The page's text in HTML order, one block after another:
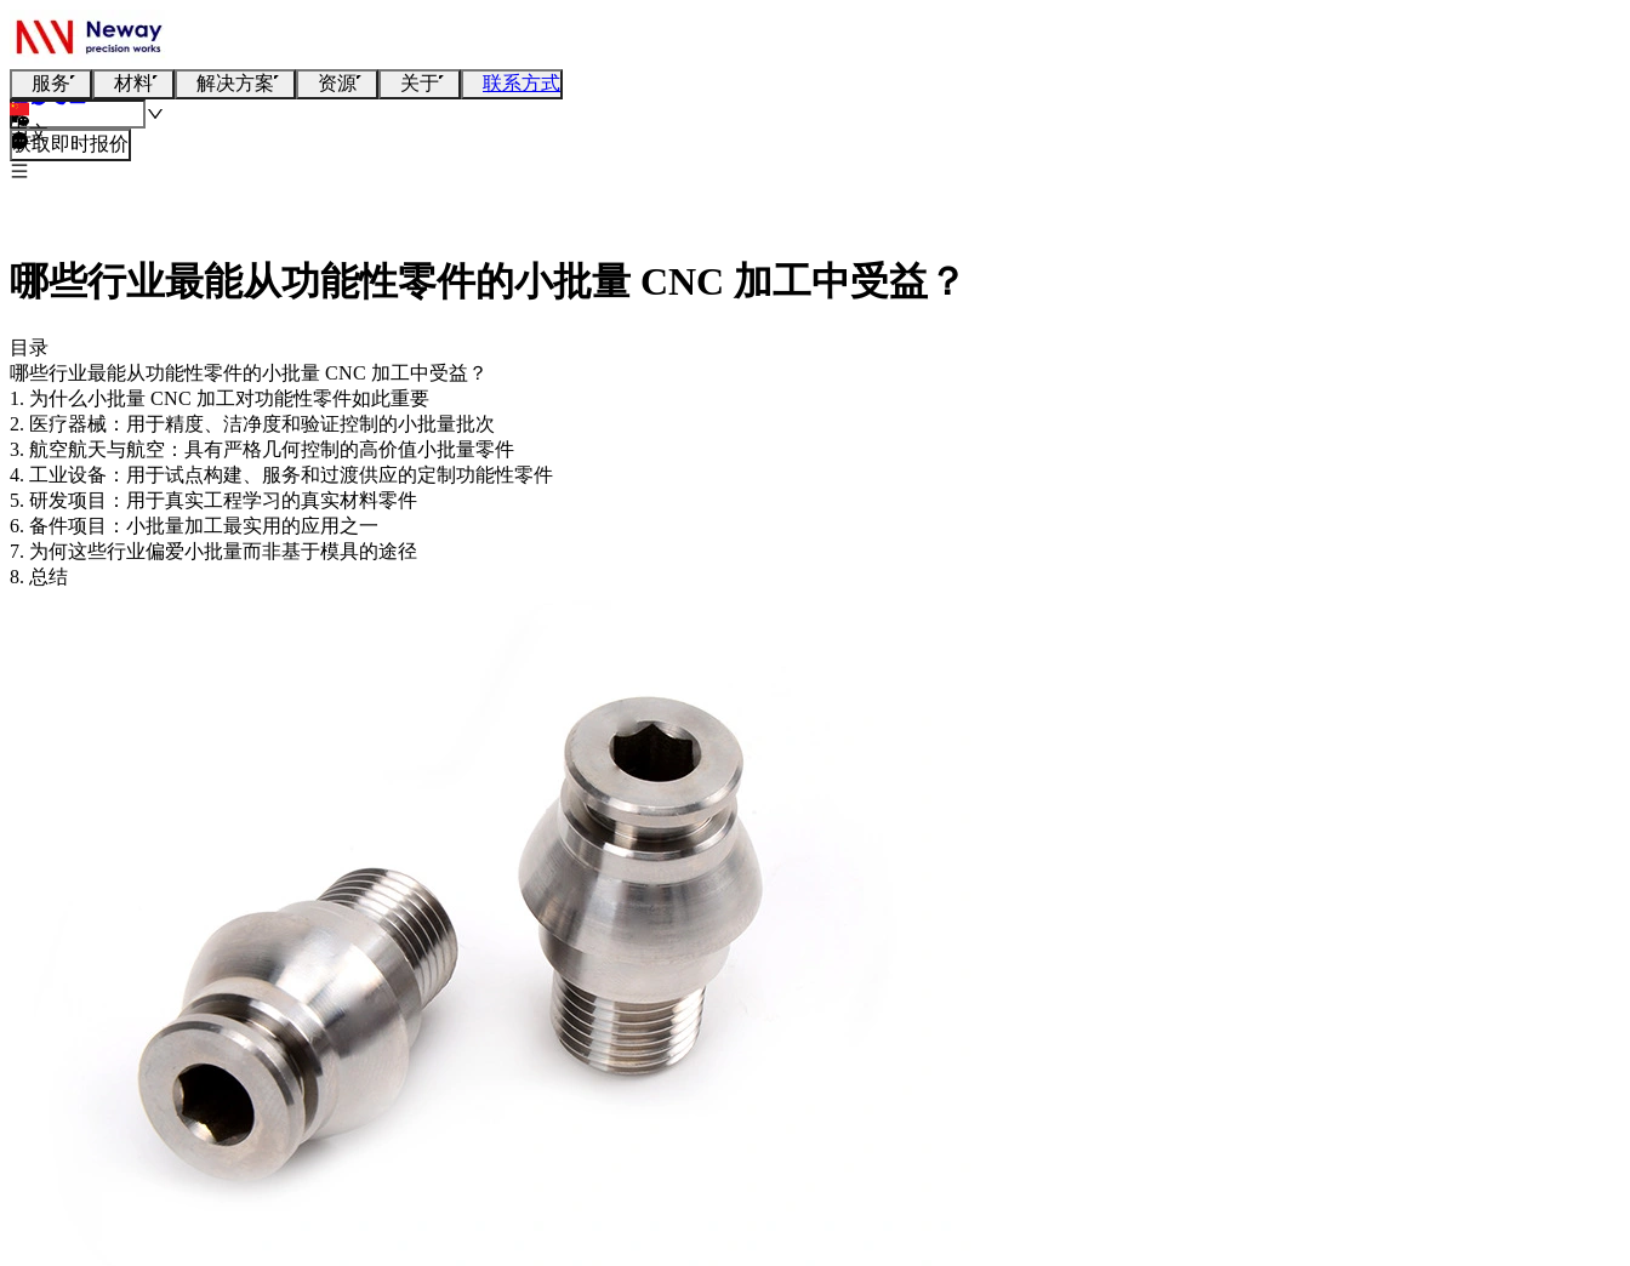
服务 材料 解决方案 资源 关于 联系方式
中文
获取即时报价
哪些行业最能从功能性零件的小批量 CNC 加工中受益？
目录
哪些行业最能从功能性零件的小批量 CNC 加工中受益？
1. 为什么小批量 CNC 加工对功能性零件如此重要
2. 医疗器械：用于精度、洁净度和验证控制的小批量批次
3. 航空航天与航空：具有严格几何控制的高价值小批量零件
4. 工业设备：用于试点构建、服务和过渡供应的定制功能性零件
5. 研发项目：用于真实工程学习的真实材料零件
6. 备件项目：小批量加工最实用的应用之一
7. 为何这些行业偏爱小批量而非基于模具的途径
8. 总结